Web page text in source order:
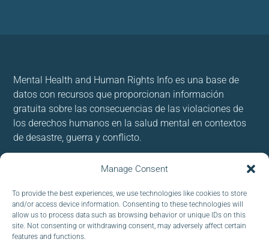
Manage Consent
To provide the best experiences, we use technologies like cookies to store
and/or access device information. Consenting to these technologies will
allow us to process data such as browsing behavior or unique IDs on this
site. Not consenting or withdrawing consent, may adversely affect certain
features and functions.
Mental Health and Human Rights Info es una base de
datos con recursos que proporcionan información
gratuita sobre las consecuencias de las violaciones de
los derechos humanos en la salud mental en contextos
de desastre, guerra y conflicto.
servicios. Al utilizar nuestro sitio, acepta las cookies.
Follow us: